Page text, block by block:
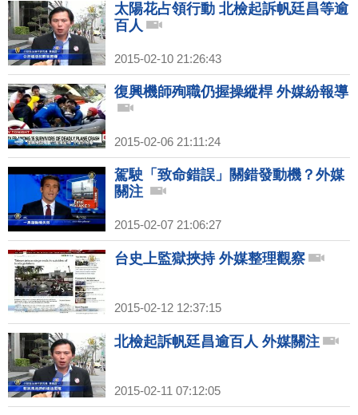
太陽花占領行動 北檢起訴帆廷昌等逾
百人
2015-02-10 21:26:43
復興機師殉職仍握操縱桿 外媒紛報導
2015-02-06 21:11:24
駕駛「致命錯誤」關錯發動機？外媒
關注
2015-02-07 21:06:27
台史上監獄挾持 外媒整理觀察
2015-02-12 12:37:15
北檢起訴帆廷昌逾百人 外媒關注
2015-02-11 07:12:05